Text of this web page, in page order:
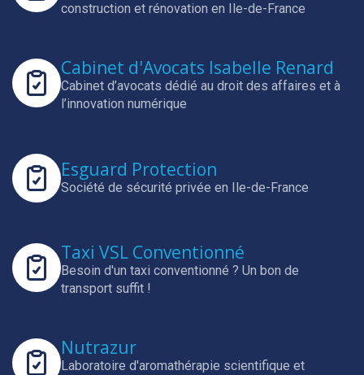
construction et rénovation en Ile-de-France
Cabinet d'Avocats Isabelle Renard
Cabinet d’avocats dédié au droit des affaires et à
l’innovation numérique
Esguard Protection
Société de sécurité privée en Ile-de-France
Taxi VSL Conventionné
Besoin d'un taxi conventionné ? Un bon de
transport suffit !
Nutrazur
Laboratoire d'aromathérapie scientifique et